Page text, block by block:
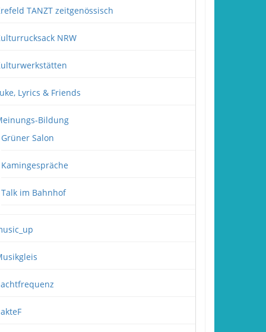
TANZT zeitgenössisch
NRW
Lyrics & Friends
Bildung
Grüner Salon
Kamingespräche
Talk im Bahnhof